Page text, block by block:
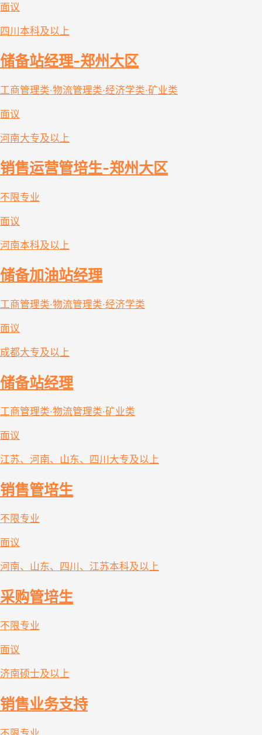
面议
四川本科及以上
储备站经理-郑州大区
工商管理类·物流管理类·经济学类·矿业类
面议
河南大专及以上
销售运营管培生-郑州大区
不限专业
面议
河南本科及以上
储备加油站经理
工商管理类·物流管理类·经济学类
面议
成都大专及以上
储备站经理
工商管理类·物流管理类·矿业类
面议
江苏、河南、山东、四川大专及以上
销售管培生
不限专业
面议
河南、山东、四川、江苏本科及以上
采购管培生
不限专业
面议
济南硕士及以上
销售业务支持